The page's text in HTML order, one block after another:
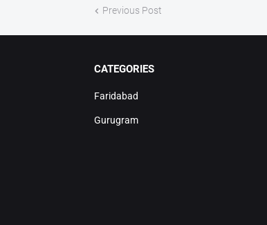
Previous Post
CATEGORIES
Faridabad
Gurugram